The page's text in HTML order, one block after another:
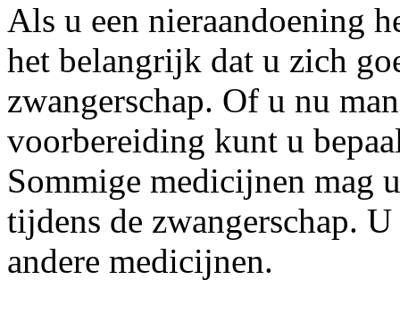
Als u een nieraandoening
het belangrijk dat u zich
zwangerschap. Of u nu
voorbereiding kunt u
Sommige medicijnen mag
tijdens de zwangerschap.
andere medicijnen.